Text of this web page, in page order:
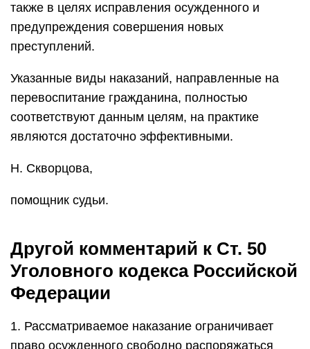
также в целях исправления осужденного и
предупреждения совершения новых
преступлений.
Указанные виды наказаний, направленные на
перевоспитание гражданина, полностью
соответствуют данным целям, на практике
являются достаточно эффективными.
Н. Скворцова,
помощник судьи.
Другой комментарий к Ст. 50
Уголовного кодекса Российской
Федерации
1. Рассматриваемое наказание ограничивает
право осужденного свободно распоряжаться